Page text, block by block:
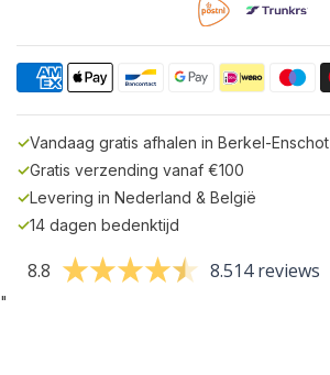
✓Vandaag gratis afhalen in Berkel-Enschot
✓Gratis verzending vanaf €100
✓Levering in Nederland & België
✓14 dagen bedenktijd
8.8 8.514 reviews
"